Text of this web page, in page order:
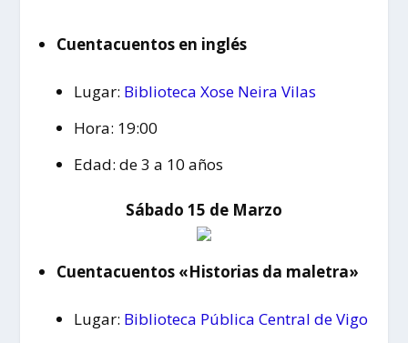
Cuentacuentos en inglés
Lugar: Biblioteca Xose Neira Vilas
Hora: 19:00
Edad: de 3 a 10 años
Sábado 15 de Marzo
Cuentacuentos «Historias da maletra»
Lugar: Biblioteca Pública Central de Vigo